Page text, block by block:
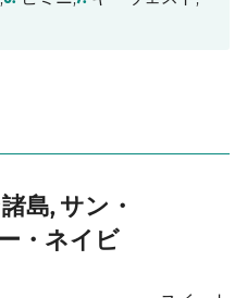
島, サン・
・ネイビ